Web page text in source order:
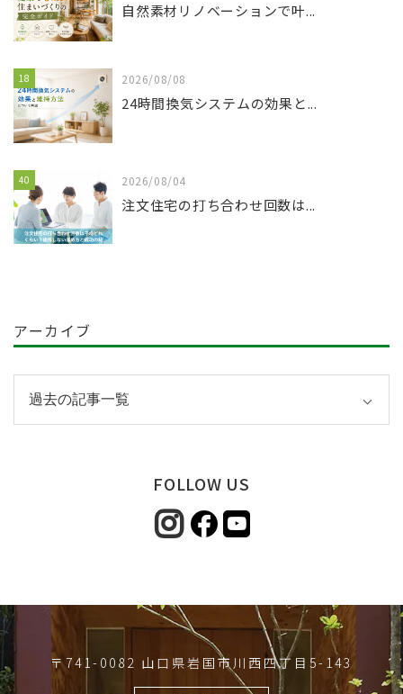
自然素材リノベーションで叶...
18 2026/08/08
24時間換気システムの効果と...
40 2026/08/04
注文住宅の打ち合わせ回数は...
アーカイブ
FOLLOW US
〒741-0082 山口県岩国市川西四丁目5-143